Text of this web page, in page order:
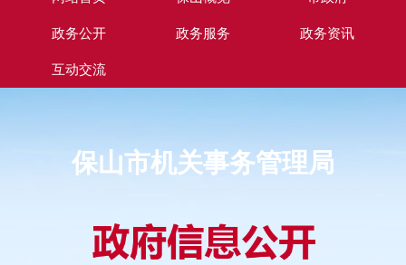
政务公开 政务服务 政务资讯
互动交流
保山市机关事务管理局